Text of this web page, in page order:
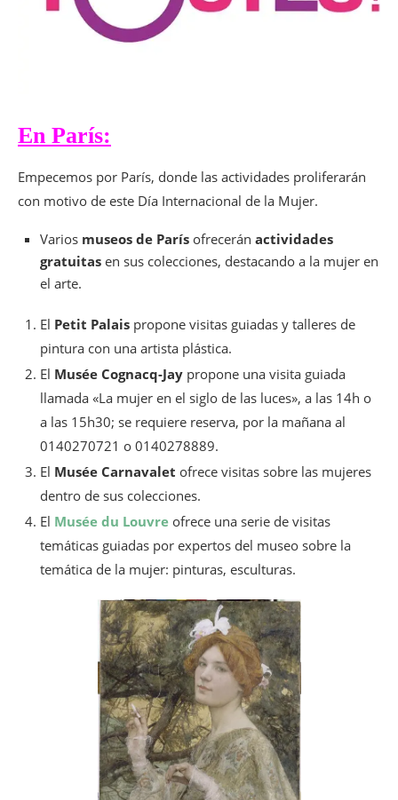
En París:
Empecemos por París, donde las actividades proliferarán
con motivo de este Día Internacional de la Mujer.
Varios museos de París ofrecerán actividades
gratuitas en sus colecciones, destacando a la mujer en
el arte.
El Petit Palais propone visitas guiadas y talleres de
pintura con una artista plástica.
El Musée Cognacq-Jay propone una visita guiada
llamada «La mujer en el siglo de las luces», a las 14h o
a las 15h30; se requiere reserva, por la mañana al
0140270721 o 0140278889.
El Musée Carnavalet ofrece visitas sobre las mujeres
dentro de sus colecciones.
El Musée du Louvre ofrece una serie de visitas
temáticas guiadas por expertos del museo sobre la
temática de la mujer: pinturas, esculturas.